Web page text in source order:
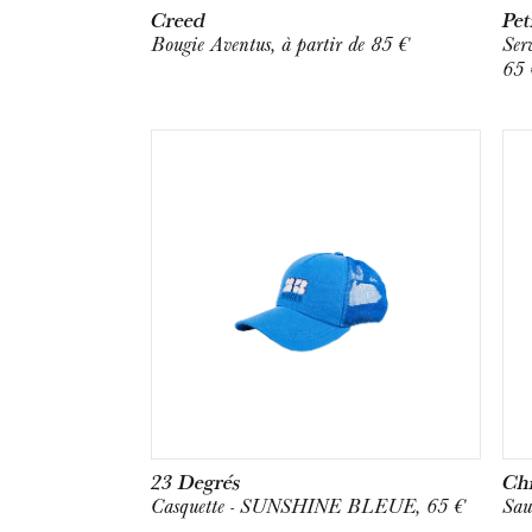
Creed
Bougie Aventus, à partir de 85 €
65
23 Degrés
Casquette - SUNSHINE BLEUE, 65 €